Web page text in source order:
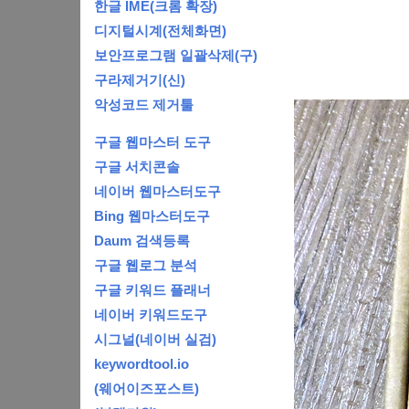
한글 IME(크롬 확장)
디지털시계(전체화면)
보안프로그램 일괄삭제(구)
구라제거기(신)
악성코드 제거툴
구글 웹마스터 도구
구글 서치콘솔
네이버 웹마스터도구
Bing 웹마스터도구
Daum 검색등록
구글 웹로그 분석
구글 키워드 플래너
네이버 키워드도구
시그널(네이버 실검)
keywordtool.io
(웨어이즈포스트)